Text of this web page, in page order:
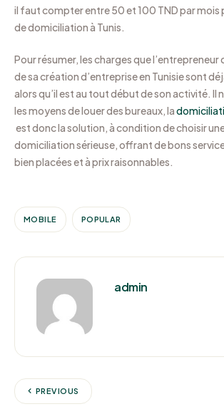
il faut compter entre 50 et 100 TND par mois
de domiciliation à Tunis.
Pour résumer, les charges que l’entrepreneur
de sa création d’entreprise en Tunisie sont
alors qu’il est au tout début de son activité. Il
les moyens de louer des bureaux, la
est donc la solution, à condition de choisir
domiciliation sérieuse, offrant de bons
bien placées et à prix raisonnables.
MOBILE POPULAR
admin
PREVIOUS